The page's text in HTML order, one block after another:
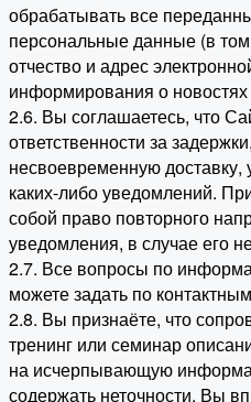
обрабатывать все
персональные данные (в
отчество и адрес
информирования о
2.6. Вы соглашаетесь, что
ответственности за
несвоевременную доставку,
каких-либо уведомлений.
собой право повторного
уведомления, в случае его
2.7. Все вопросы по
можете задать по
2.8. Вы признаёте, что
тренинг или семинар
на исчерпывающую
содержать неточности. Вы